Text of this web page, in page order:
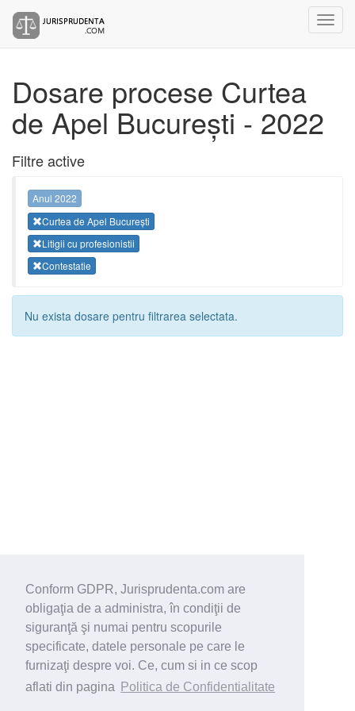
Conform GDPR, Jurisprudenta.com are
obligaţia de a administra, în condiţii de
siguranţă şi numai pentru scopurile
specificate, datele personale pe care le
furnizaţi despre voi. Ce, cum si in ce scop
aflati din pagina
Politica de Confidentialitate
Dosare procese Curtea
de Apel București - 2022
Filtre active
Anul 2022
Curtea de Apel București
Litigii cu profesionistii
Contestatie
Nu exista dosare pentru filtrarea selectata.